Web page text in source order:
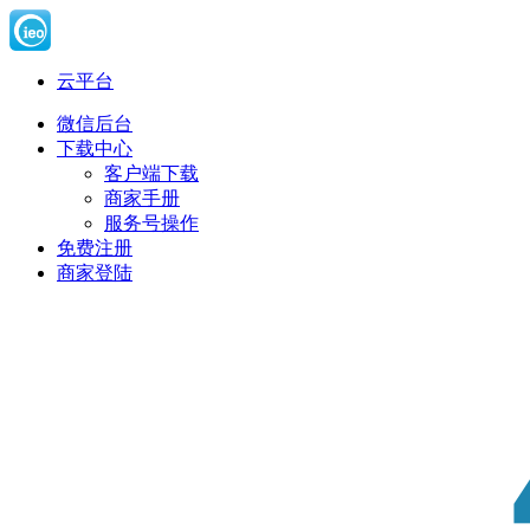
云平台
微信后台
下载中心
客户端下载
商家手册
服务号操作
免费注册
商家登陆